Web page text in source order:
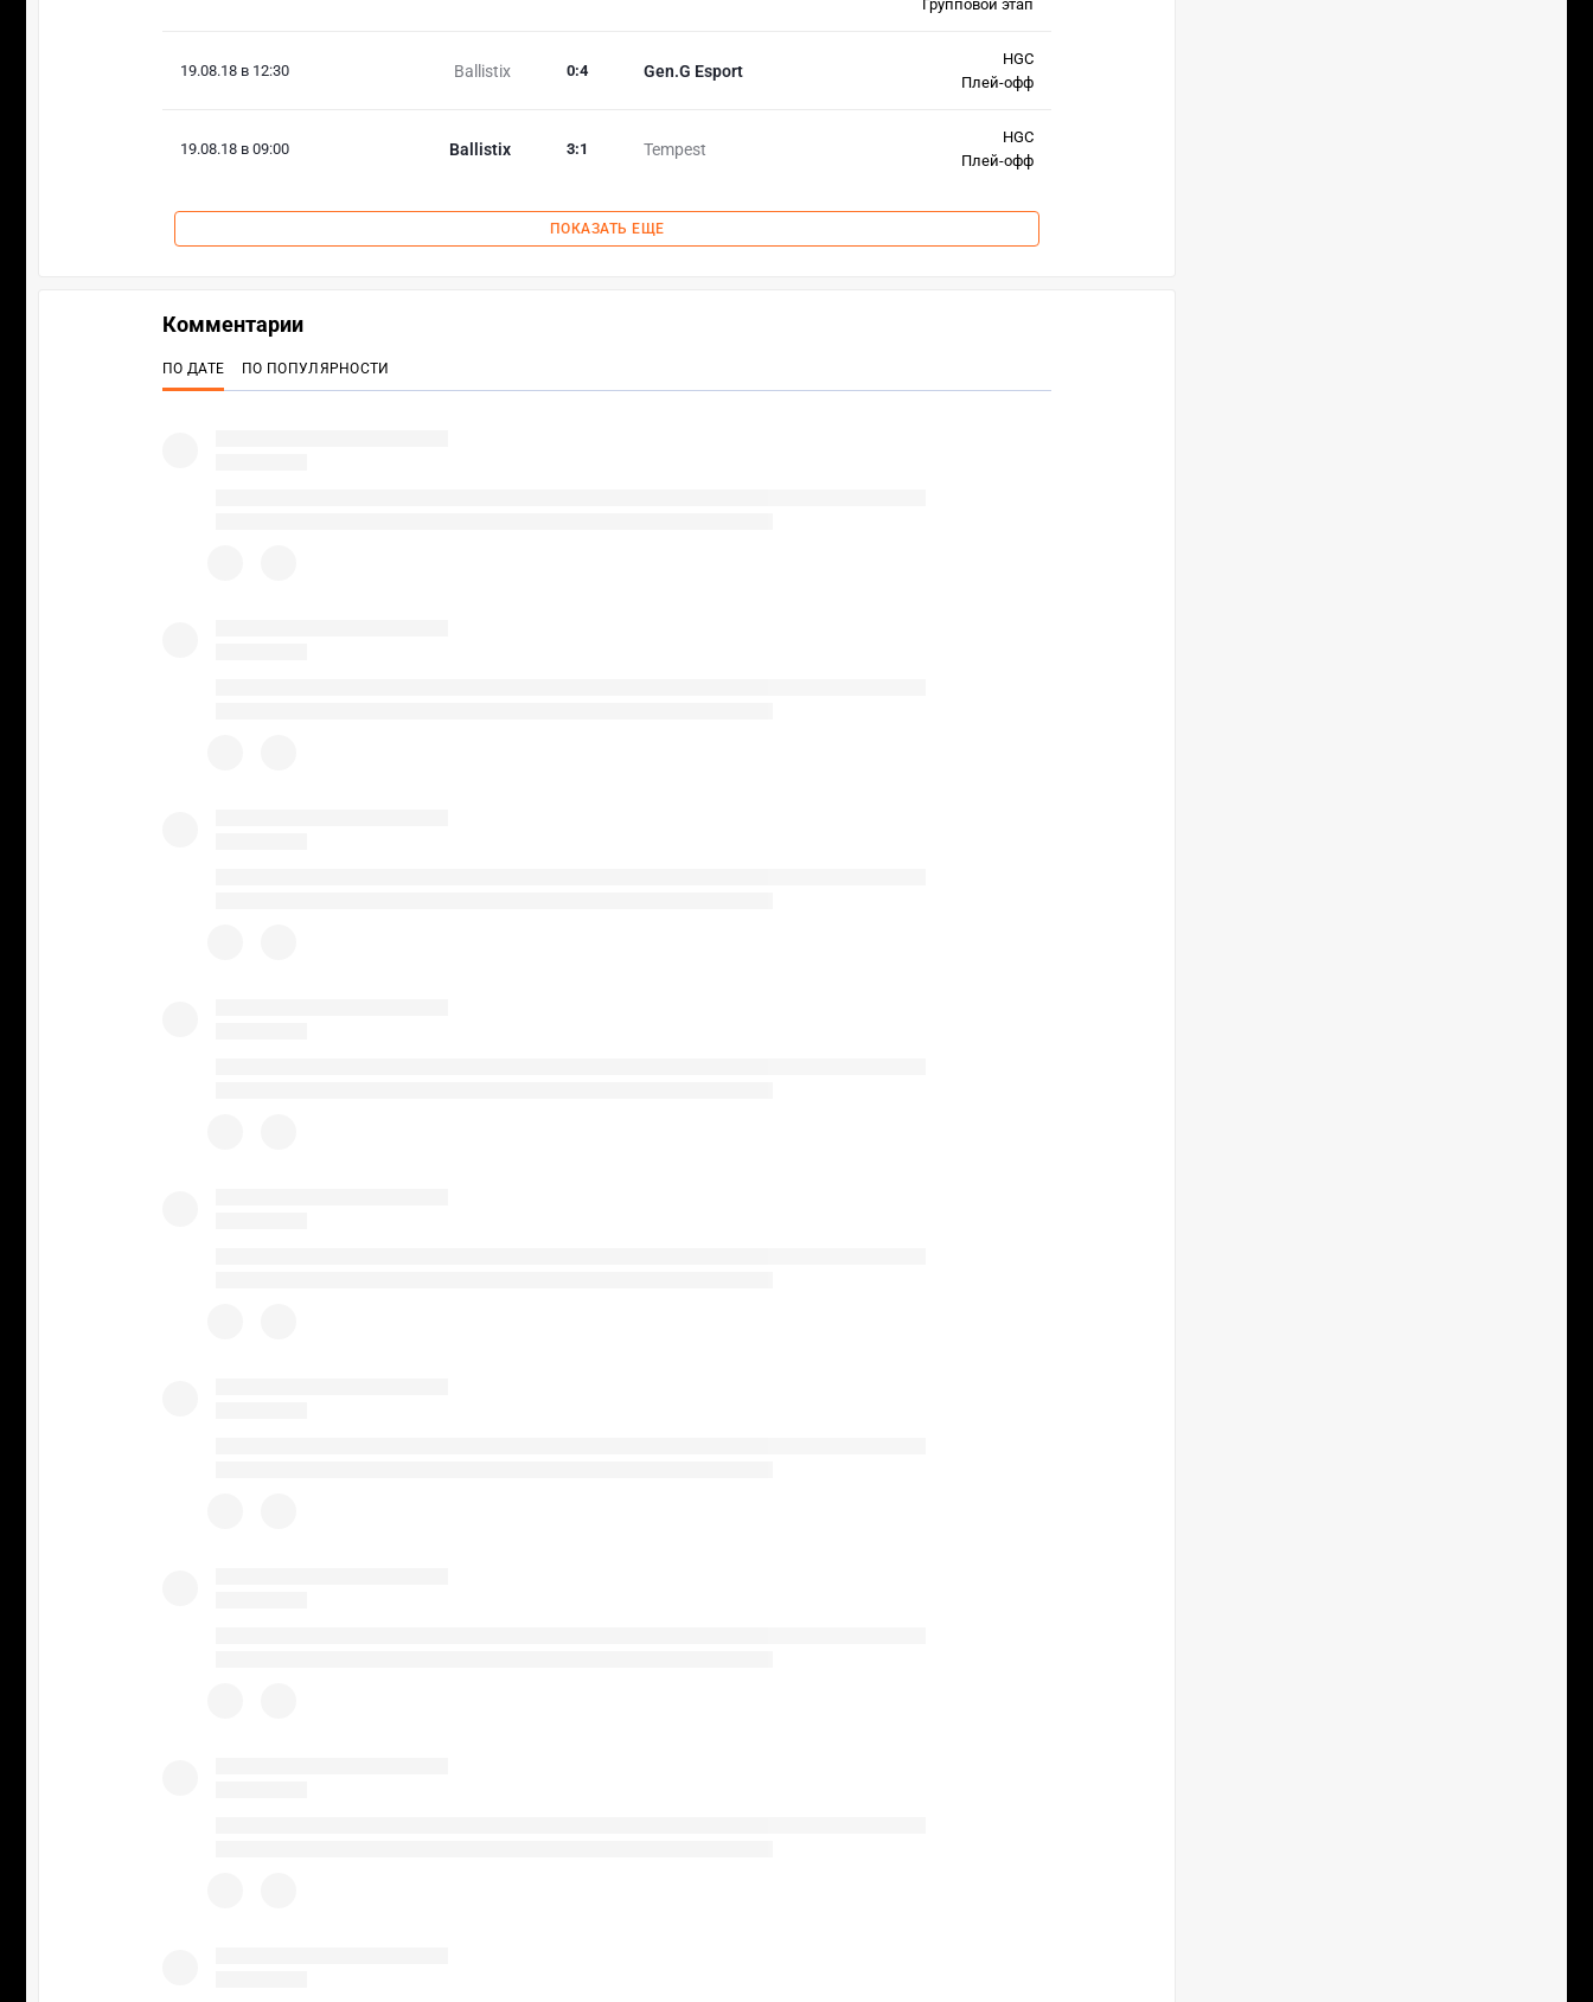
Групповой этап
19.08.18 в 12:30 Ballistix Gen.G Esport
0:4
HGC
Плей-офф
19.08.18 в 09:00 Ballistix Tempest
3:1
HGC
Плей-офф
ПОКАЗАТЬ ЕЩЕ
Комментарии
ПО ДАТЕ ПО ПОПУЛЯРНОСТИ